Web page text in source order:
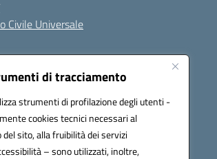
di tracciamento
strumenti di profilazione degli utenti -
cookies tecnici necessari al
sito, alla fruibilità dei servizi
– sono utilizzati, inoltre,
Civile Universale